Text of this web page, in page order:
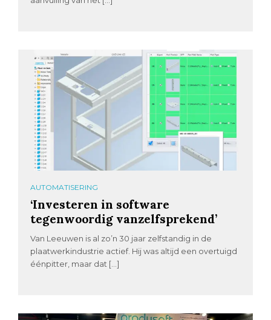
AUTOMATISERING
‘Investeren in software
tegenwoordig vanzelfsprekend’
Van Leeuwen is al zo’n 30 jaar zelfstandig in de
plaatwerkindustrie actief. Hij was altijd een overtuigd
éénpitter, maar dat […]